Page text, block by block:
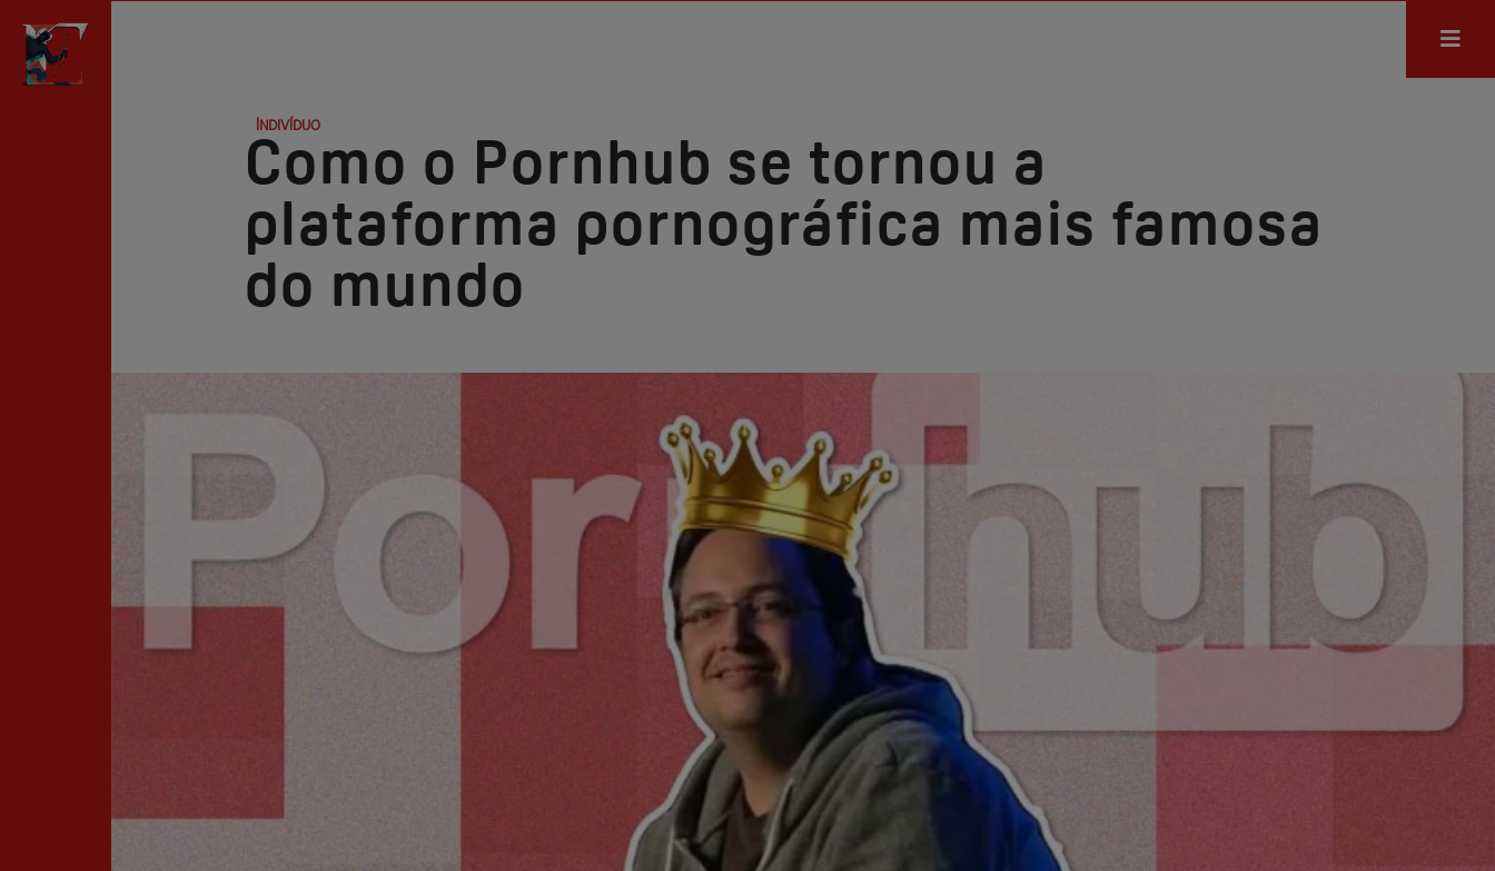
Indivíduo
Como o Pornhub se tornou a
plataforma pornográfica mais famosa
do mundo